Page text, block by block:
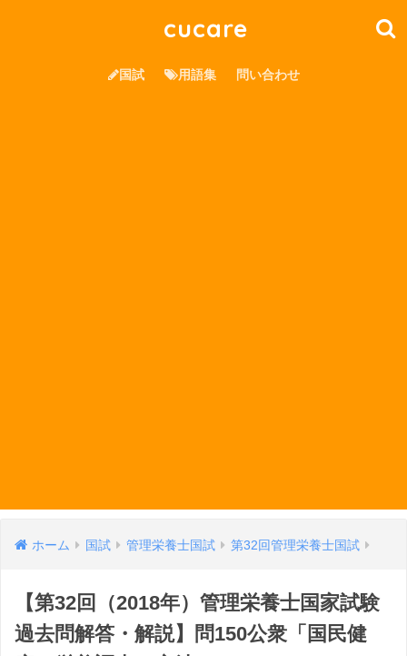
cucare
国試 用語集 問い合わせ
ホーム 国試 管理栄養士国試 第32回管理栄養士国試
【第32回（2018年）管理栄養士国家試験
過去問解答・解説】問150公衆「国民健